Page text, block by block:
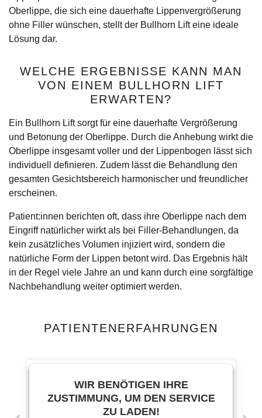
Oberlippe, die sich eine dauerhafte Lippenvergrößerung
ohne Filler wünschen, stellt der Bullhorn Lift eine ideale
Lösung dar.
WELCHE ERGEBNISSE KANN MAN
VON EINEM BULLHORN LIFT
ERWARTEN?
Ein Bullhorn Lift sorgt für eine dauerhafte Vergrößerung
und Betonung der Oberlippe. Durch die Anhebung wirkt die
Oberlippe insgesamt voller und der Lippenbogen lässt sich
individuell definieren. Zudem lässt die Behandlung den
gesamten Gesichtsbereich harmonischer und freundlicher
erscheinen.
Patient:innen berichten oft, dass ihre Oberlippe nach dem
Eingriff natürlicher wirkt als bei Filler-Behandlungen, da
kein zusätzliches Volumen injiziert wird, sondern die
natürliche Form der Lippen betont wird. Das Ergebnis hält
in der Regel viele Jahre an und kann durch eine sorgfältige
Nachbehandlung weiter optimiert werden.
PATIENTENERFAHRUNGEN
WIR BENÖTIGEN IHRE
ZUSTIMMUNG, UM DEN SERVICE
ZU LADEN!